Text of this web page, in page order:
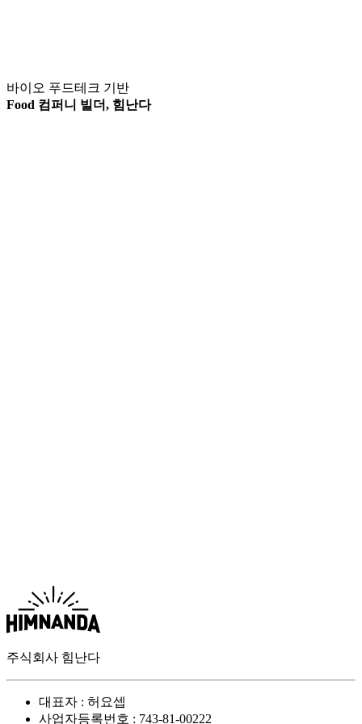
바이오 푸드테크 기반
Food 컴퍼니 빌더, 힘난다
주식회사 힘난다
대표자 : 허요셉
사업자등록번호 : 743-81-00222